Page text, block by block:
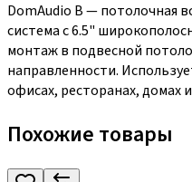
DomAudio B — потолочная
система с 6.5"
монтаж в подвесной
направленности.
офисах, ресторанах, домах
Похожие товары